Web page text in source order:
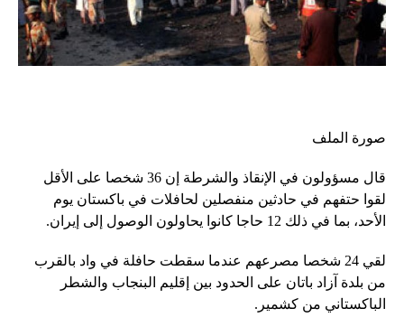
صورة الملف
قال مسؤولون في الإنقاذ والشرطة إن 36 شخصا على الأقل
لقوا حتفهم في حادثين منفصلين لحافلات في باكستان يوم
الأحد، بما في ذلك 12 حاجا كانوا يحاولون الوصول إلى إيران.
لقي 24 شخصا مصرعهم عندما سقطت حافلة في واد بالقرب
من بلدة آزاد باتان على الحدود بين إقليم البنجاب والشطر
الباكستاني من كشمير.